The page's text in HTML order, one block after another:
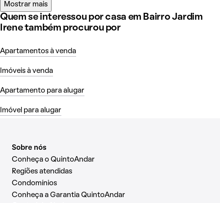
Mostrar mais
Quem se interessou por casa em Bairro Jardim
Irene também procurou por
Apartamentos à venda
Imóveis à venda
Apartamento para alugar
Imóvel para alugar
Sobre nós
Conheça o QuintoAndar
Regiões atendidas
Condomínios
Conheça a Garantia QuintoAndar